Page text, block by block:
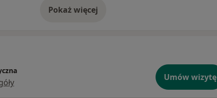
Pokaż więcejo doświadczeniu
Umów wizytę